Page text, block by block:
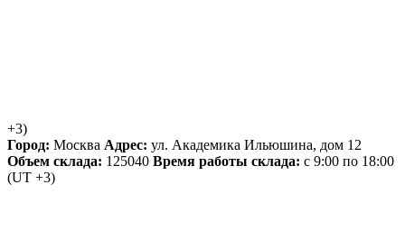
+3)
Город: Москва Адрес: ул. Академика Ильюшина, дом 12
Объем склада: 125040 Время работы склада: с 9:00 по 18:00
(UT +3)